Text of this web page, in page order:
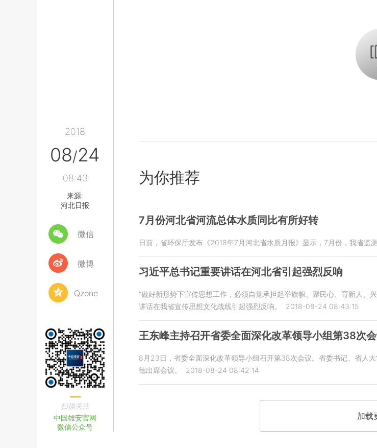
2018
08/24
08:43
来源:
河北日报
微信
微博
Qzone
扫描关注
中国雄安官网
微信公众号
为你推荐
7月份河北省河流总体水质同比有所好转
日前，省环保厅发布《2018年7月河北省水质月报》显示，7月份，我省监
习近平总书记重要讲话在河北省引起强烈反响
“做好新形势下宣传思想工作，必须自觉承担起举旗帜、聚民心、育新人
讲话在我省宣传思想文化战线引起强烈反响。
2018-08-24 08:43:15
王东峰主持召开省委全面深化改革领导小组第38次
8月23日，省委全面深化改革领导小组召开第38次会议。省委书记、省人
德出席会议。
2018-08-24 08:42:14
加载